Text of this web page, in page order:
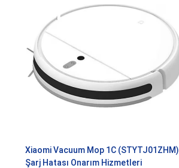
Xiaomi Vacuum Mop 1C (STYTJ01ZHM)
Şarj Hatası Onarım Hizmetleri